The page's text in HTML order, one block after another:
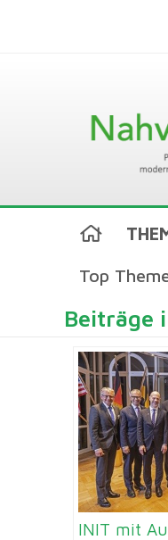
Top
Beiträge
INIT mit